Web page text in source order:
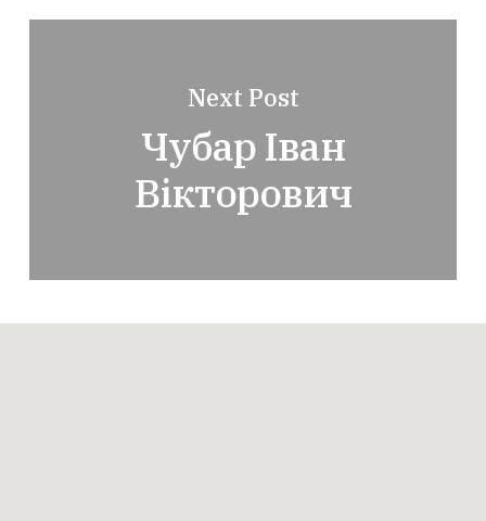
Next Post
Чубар Іван
Вікторович